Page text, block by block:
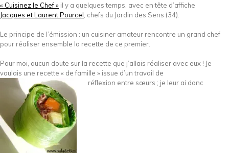
« Cuisinez le Chef » il y a quelques temps, avec en tête d’affiche
Jacques et Laurent Pourcel , chefs du Jardin des Sens (34).
Le principe de l’émission : un cuisiner amateur rencontre un grand chef
pour réaliser ensemble la recette de ce premier.
Pour moi, aucun doute sur la recette que j’allais réaliser avec eux ! Je
voulais une recette « de famille » issue d’un travail de
réflexion entre sœurs ; je leur ai donc